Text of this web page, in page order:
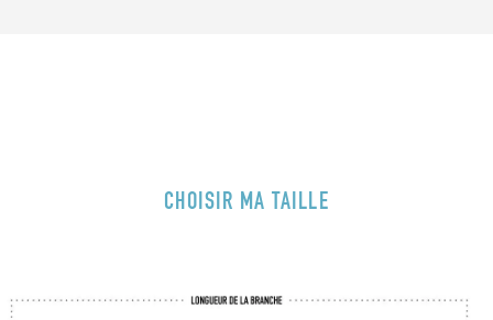
CHOISIR MA TAILLE